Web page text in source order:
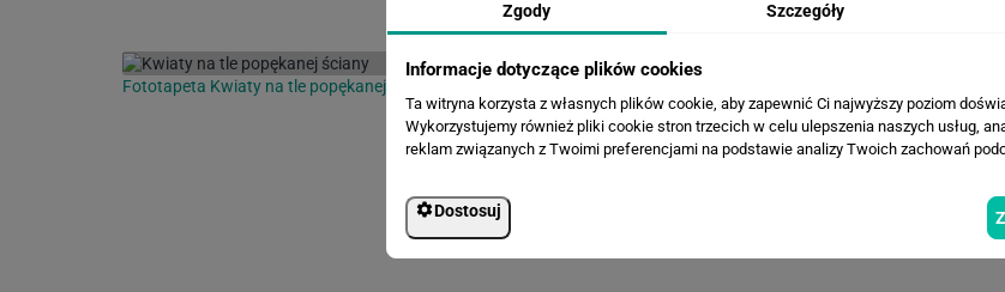
Fototapeta Kwiaty na tle popękanej ściany
Zgody Szczegóły
Informacje dotyczące plików cookies
Ta witryna korzysta z własnych plików cookie, aby zapewnić Ci najwyższy poziom
Wykorzystujemy również pliki cookie stron trzecich w celu ulepszenia naszych usług,
reklam związanych z Twoimi preferencjami na podstawie analizy Twoich zachowań
Dostosuj